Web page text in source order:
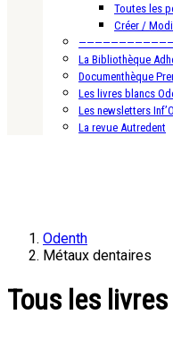
Toutes les
Créer /
La Bibliothèque
Documenthèque
Les livres blancs
Les newsletters
La revue Autredent
Odenth
Métaux dentaires
Tous les